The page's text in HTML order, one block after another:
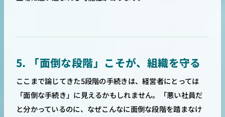
5. 「面倒な段階」こそが、組織を守る
ここまで論じてきた5段階の手続きは、経営者にとっては
「面倒な手続き」に見えるかもしれません。「悪い社員だ
と分かっているのに、なぜこんなに面倒な段階を踏まなけ